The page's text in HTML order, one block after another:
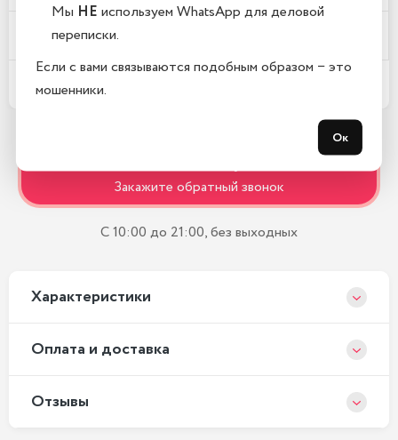
Где находится Ваш магазин?
Какой срок гарантии?
Закажите обратный звонок
С 10:00 до 21:00, без выходных
Xарактеристики
Оплата и доставка
Отзывы
Мы НЕ используем WhatsApp для деловой
переписки.
Если с вами связываются подобным образом − это
мошенники.
Ок